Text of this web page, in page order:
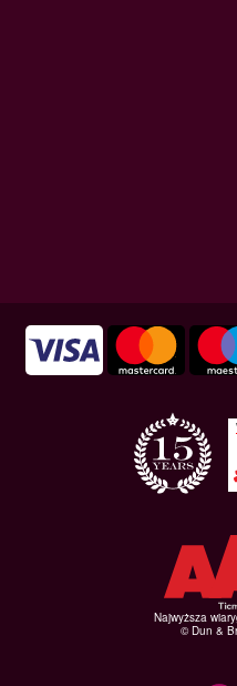
Najwyższa
© Dun &